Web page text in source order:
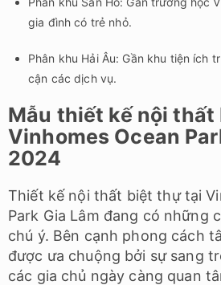
gia đình có trẻ nhỏ.
Phân khu Hải Âu: Gần khu tiện ích
cận các dịch vụ.
Mẫu thiết kế nội
Vinhomes Ocean
2024
Thiết kế nội thất biệt thự tại
Park Gia Lâm đang có những
chú ý. Bên cạnh phong cách
được ưa chuộng bởi sự sang
các gia chủ ngày càng quan